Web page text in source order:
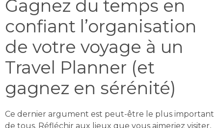
Gagnez du temps en
confiant l’organisation
de votre voyage à un
Travel Planner (et
gagnez en sérénité)
Ce dernier argument est peut-être le plus important
de tous. Réfléchir aux lieux que vous aimeriez visiter,